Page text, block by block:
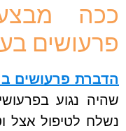
ככה
פרעושים
הדברת פרעושים
שהיה נגוע
נשלח לטיפול אצל